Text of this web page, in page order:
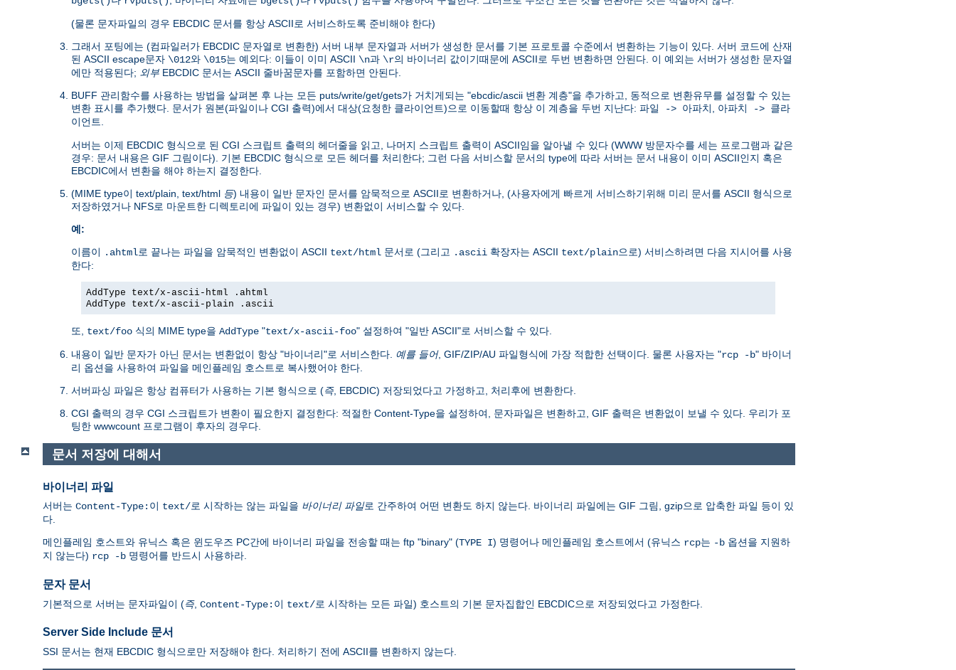
(물론 문자파일의 경우 EBCDIC 문서를 항상 ASCII로 서비스하도록 준비해야 한다)
그래서 포팅에는 (컴파일러가 EBCDIC 문자열로 변환한) 서버 내부 문자열과 서버가 생성한 문서를 기본 프로토콜 수준에서 변환하는 기능이 있다. 서버 코드에 산재
된 ASCII escape문자 \012와 \015는 예외다: 이들이 이미 ASCII \n과 \r의 바이너리 값이기때문에 ASCII로 두번 변환하면 안된다. 이 예외는 서버가 생성한 문자열
에만 적용된다; 외부 EBCDIC 문서는 ASCII 줄바꿈문자를 포함하면 안된다.
BUFF 관리함수를 사용하는 방법을 살펴본 후 나는 모든 puts/write/get/gets가 거치게되는 "ebcdic/ascii 변환 계층"을 추가하고, 동적으로 변환유무를 설정할 수 있는
변환 표시를 추가했다. 문서가 원본(파일이나 CGI 출력)에서 대상(요청한 클라이언트)으로 이동할때 항상 이 계층을 두번 지난다: 파일 -> 아파치
아파치 -> 클라
이언트
서버는 이제 EBCDIC 형식으로 된 CGI 스크립트 출력의 헤더줄을 읽고, 나머지 스크립트 출력이 ASCII임을 알아낼 수 있다 (WWW 방문자수를 세는 프로그램과 같은
경우: 문서 내용은 GIF 그림이다). 기본 EBCDIC 형식으로 모든 헤더를 처리한다; 그런 다음 서비스할 문서의 type에 따라 서버는 문서 내용이 이미 ASCII인지 혹은
EBCDIC에서 변환을 해야 하는지 결정한다.
(MIME type이 text/plain, text/html 등) 내용이 일반 문자인 문서를 암묵적으로 ASCII로 변환하거나, (사용자에게 빠르게 서비스하기위해 미리 문서를 ASCII 형식으로
저장하였거나 NFS로 마운트한 디렉토리에 파일이 있는 경우) 변환없이 서비스할 수 있다.
예:
이름이 .ahtml로 끝나는 파일을 암묵적인 변환없이 ASCII text/html 문서로 (그리고 .ascii 확장자는 ASCII text/plain으로) 서비스하려면 다음 지시어를 사용
한다:
AddType text/x-ascii-html .ahtml
AddType text/x-ascii-plain .ascii
또, text/foo 식의 MIME type을 AddType "text/x-ascii-foo" 설정하여 "일반 ASCII"로 서비스할 수 있다.
내용이 일반 문자가 아닌 문서는 변환없이 항상 "바이너리"로 서비스한다. 예를 들어, GIF/ZIP/AU 파일형식에 가장 적합한 선택이다. 물론 사용자는 "rcp -b" 바이너
리 옵션을 사용하여 파일을 메인플레임 호스트로 복사했어야 한다.
서버파싱 파일은 항상 컴퓨터가 사용하는 기본 형식으로 (즉, EBCDIC) 저장되었다고 가정하고, 처리후에 변환한다.
CGI 출력의 경우 CGI 스크립트가 변환이 필요한지 결정한다: 적절한 Content-Type을 설정하여, 문자파일은 변환하고, GIF 출력은 변환없이 보낼 수 있다. 우리가 포
팅한 wwwcount 프로그램이 후자의 경우다.
문서 저장에 대해서
바이너리 파일
서버는 Content-Type: 이 text/로 시작하는 않는 파일을 바이너리 파일로 간주하여 어떤 변환도 하지 않는다. 바이너리 파일에는 GIF 그림, gzip으로 압축한 파일 등이 있
다.
메인플레임 호스트와 유닉스 혹은 윈도우즈 PC간에 바이너리 파일을 전송할 때는 ftp "binary" (TYPE I) 명령어나 메인플레임 호스트에서 (유닉스 rcp는 -b 옵션을 지원하
지 않는다) rcp -b 명령어를 반드시 사용하라.
문자 문서
기본적으로 서버는 문자파일이 (즉, Content-Type: 이 text/로 시작하는 모든 파일) 호스트의 기본 문자집합인 EBCDIC으로 저장되었다고 가정한다.
Server Side Include 문서
SSI 문서는 현재 EBCDIC 형식으로만 저장해야 한다. 처리하기 전에 ASCII를 변환하지 않는다.